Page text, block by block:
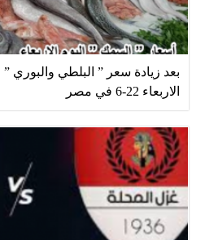
بعد زيادة سعر ” البلطي والبوري
الاربعاء 22-6 في مصر